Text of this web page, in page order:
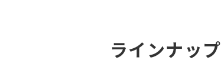
ラインナップ